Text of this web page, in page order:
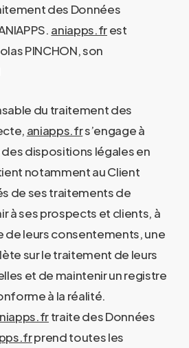
des Données
aniapps.frest
PINCHON, son
du traitement des
aniapps.frs’engage à
dispositions légales en
notamment au Client
de ses traitements de
à ses prospects et clients, à
de leurs consentements, une
sur le traitement de leurs
et de maintenir un registre
à la réalité.
traite des Données
prend toutes les